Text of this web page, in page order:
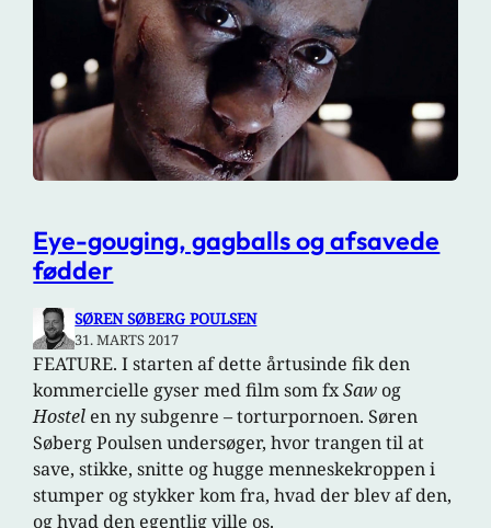
Eye-gouging, gagballs og afsavede
fødder
SØREN SØBERG POULSEN
31. MARTS 2017
FEATURE. I starten af dette årtusinde fik den
kommercielle gyser med film som fxSaw og
Hostel en ny subgenre – torturpornoen. Søren
Søberg Poulsen undersøger, hvor trangen til at
save, stikke, snitte og hugge menneskekroppen i
stumper og stykker kom fra, hvad der blev af den,
og hvad den egentlig ville os.